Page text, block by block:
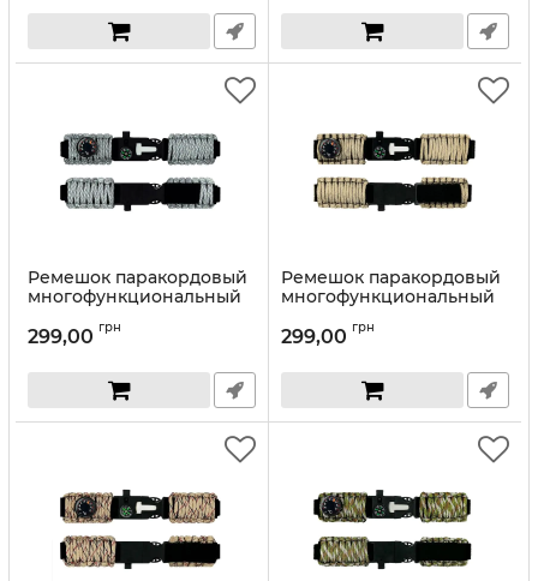
Ремешок паракордовый
многофункциональный
299,00 грн
Ремешок паракордовый
многофункциональный
299,00 грн